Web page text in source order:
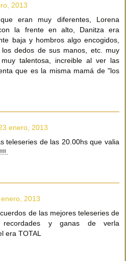
2013
eran muy diferentes, Lorena
la frente en alto, Danitza era
baja y hombros algo encogidos,
dedos de sus manos, etc. muy
talentosa, increible al ver las
que es la misma mamá de "los
enero, 2013
teleseries de las 20.00hs que valia
2013
de las mejores teleseries de
y ganas de verla
era TOTAL